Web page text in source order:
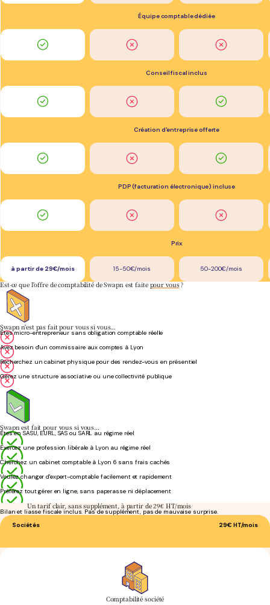
Équipe comptable dédiée
Conseil fiscal inclus
Création d'entreprise offerte
PDP (facturation électronique) incluse
Prix
à partir de 29€/mois 15-50€/mois 50-200€/mois
Est-ce que l'offre de comptabilité de Swapn est faitepour vous?
Swapn n'est pas fait pour vous si vous…
Êtes micro-entrepreneur sans obligation comptable réelle
Avez besoin d'un commissaire aux comptes à Lyon
Recherchez un cabinet physique pour des rendez-vous en présentiel
Gérez une structure associative ou une collectivité publique
Swapn est fait pour vous si vous…
Êtes en SASU, EURL, SAS ou SARL au régime réel
Exercez une profession libérale à Lyon au régime réel
Cherchez un cabinet comptable à Lyon 6 sans frais cachés
Voulez changer d'expert-comptable facilement et rapidement
Préférez tout gérer en ligne, sans paperasse ni déplacement
Un tarif clair, sans supplément, à partir de 29€ HT/mois
Bilan et liasse fiscale inclus. Pas de supplément, pas de mauvaise surprise.
Sociétés
29€ HT/mois
Comptabilité société